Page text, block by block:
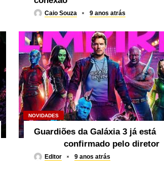
Caio Souza 9 anos atrás
NOVIDADES
Guardiões da Galáxia 3 já está
confirmado pelo diretor
Editor 9 anos atrás